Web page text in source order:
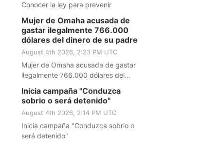
Conocer la ley para prevenir
Mujer de Omaha acusada de
gastar ilegalmente 766.000
dólares del dinero de su padre
August 4th 2026, 2:23 PM UTC
Mujer de Omaha acusada de gastar
ilegalmente 766.000 dólares del
Inicia campaña "Conduzca
sobrio o será detenido"
August 4th 2026, 2:14 PM UTC
Inicia campaña "Conduzca sobrio o
será detenido"